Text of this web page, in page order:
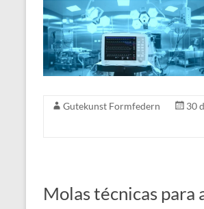
Gutekunst Formfedern 30
Molas técnicas